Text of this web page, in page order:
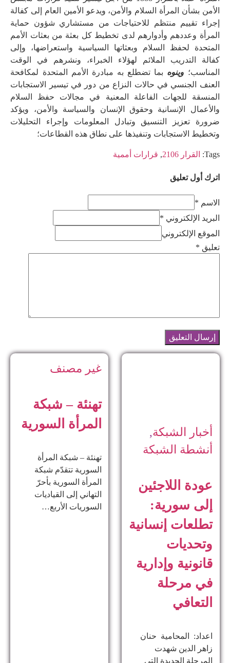
الأمن بشأن المرأة السلام والأمن، ويدعو الأمين العام إلى كفالة
إجراء تقييم منتظم للاحتياجات من مستشاري شؤون حماية
المرأة وعددهم وأدوارهم لدى تخطيط كل بعثة من بعثات الأمم
المتحدة لحفظ السلام وبعثاتها السياسية واستعراضها، وإلى
كفالة التدريب الملائم لهؤلاء الخبراء، ونشرهم في الوقت
المناسب؛ وينوه بما تضطلع به مبادرة الأمم المتحدة لمكافحة
العنف الجنسي في حالات النزاع من دور في تيسير الاستجابات
المنسقة للجهات الفاعلة المعنية في مجالات حفظ السلام
والأعمال الإنسانية وحقوق الإنسان والسياسة والأمن، ويؤكد
ضرورة تعزيز التنسيق وتبادل المعلومات وإجراء التحليلات
وتخطيط الاستجابات وتنفيذها على نطاق هذه القطاعات؛
Tags: القرار 2106 , قرارات أممية
اترك أول تعليق
الاسم *
البريد الإلكتروني *
الموقع الإلكتروني
تعليق *
أخبار الشبكة,
أنشطة الشبكة
عودة اللاجئين
إلى سورية:
تطلعات إنسانية
وتحديات
قانونية وإدارية
في مرحلة
التعافي
اعداد: المحامية حنان
زاهر الدين ​شهدت
المرحلة الجديدة التي
غير مصنف
تهنئة – شبكة
المرأة السورية
تهنئة – شبكة المرأة
السورية تتقدّم شبكة
المرأة السورية بأحرّ
التهاني إلى القياديات
السوريات الأربع…